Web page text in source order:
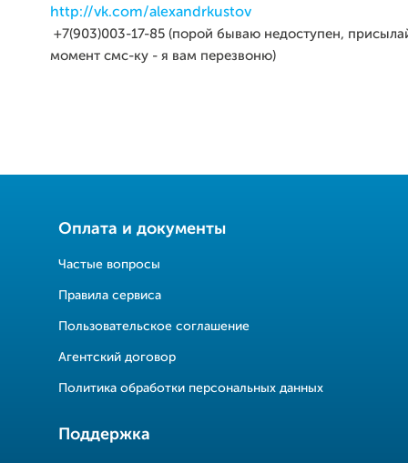
http://vk.com/alexandrkustov
+7(903)003-17-85 (порой бываю недоступен,
момент смс-ку - я вам перезвоню)
Оплата и документы
Частые вопросы
Правила сервиса
Пользовательское соглашение
Агентский договор
Политика обработки персональных данных
Поддержка